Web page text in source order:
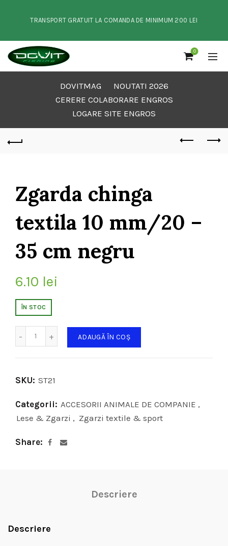
TRANSPORT GRATUIT LA COMANDA DE MINIMUM 200 LEI
0
DOVITMAG
NOUTATI 2026
CERERE COLABORARE ENGROS
LOGARE SITE ENGROS
Zgarda chinga
textila 10 mm/20 –
35 cm negru
6.10 lei
ÎN STOC
ADAUGĂ ÎN COȘ
SKU: ST21
Categorii: ACCESORII ANIMALE DE COMPANIE ,
Lese & Zgarzi , Zgarzi textile & sport
Share
Descriere
Descriere